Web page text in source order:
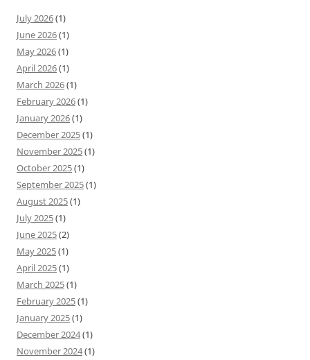
July 2026(1)
June 2026(1)
May 2026(1)
April 2026(1)
March 2026(1)
February 2026(1)
January 2026(1)
December 2025(1)
November 2025(1)
October 2025(1)
September 2025(1)
August 2025(1)
July 2025(1)
June 2025(2)
May 2025(1)
April 2025(1)
March 2025(1)
February 2025(1)
January 2025(1)
December 2024(1)
November 2024(1)